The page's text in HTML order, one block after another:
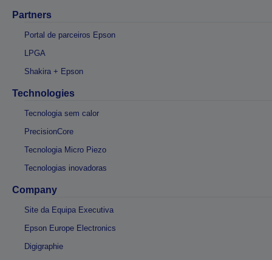
Partners
Portal de parceiros Epson
LPGA
Shakira + Epson
Technologies
Tecnologia sem calor
PrecisionCore
Tecnologia Micro Piezo
Tecnologias inovadoras
Company
Site da Equipa Executiva
Epson Europe Electronics
Digigraphie